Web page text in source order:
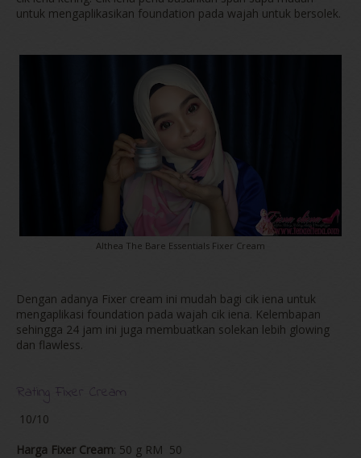
untuk mengaplikasikan foundation pada wajah untuk bersolek.
Althea The Bare Essentials Fixer Cream
Dengan adanya Fixer cream ini mudah bagi cik iena untuk
mengaplikasi foundation pada wajah cik iena. Kelembapan
sehingga 24 jam ini juga membuatkan solekan lebih glowing
dan flawless.
Rating Fixer Cream
10/10
Harga Fixer Cream: 50 g RM 50